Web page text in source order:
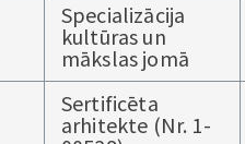
Specializācija
kultūras un
mākslas jomā
Sertificēta
arhitekte (Nr. 1-